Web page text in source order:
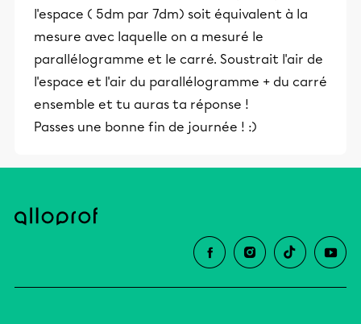
l'espace ( 5dm par 7dm) soit équivalent à la
mesure avec laquelle on a mesuré le
parallélogramme et le carré. Soustrait l'air de
l'espace et l'air du parallélogramme + du carré
ensemble et tu auras ta réponse !
Passes une bonne fin de journée ! :)